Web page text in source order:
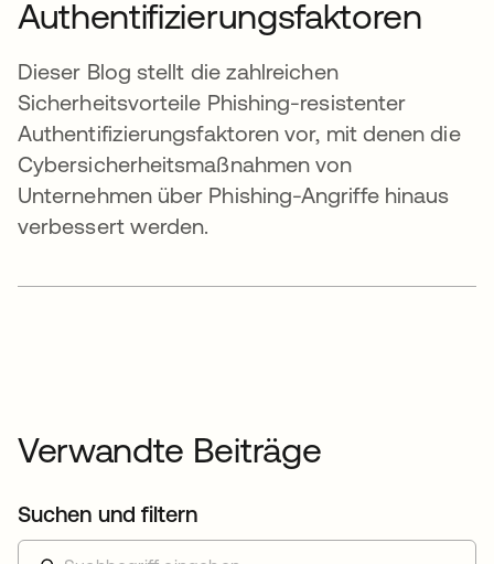
Authentifizierungsfaktoren
Dieser Blog stellt die zahlreichen
Sicherheitsvorteile Phishing-resistenter
Authentifizierungsfaktoren vor, mit denen die
Cybersicherheitsmaßnahmen von
Unternehmen über Phishing-Angriffe hinaus
verbessert werden.
Verwandte Beiträge
Suchen und filtern